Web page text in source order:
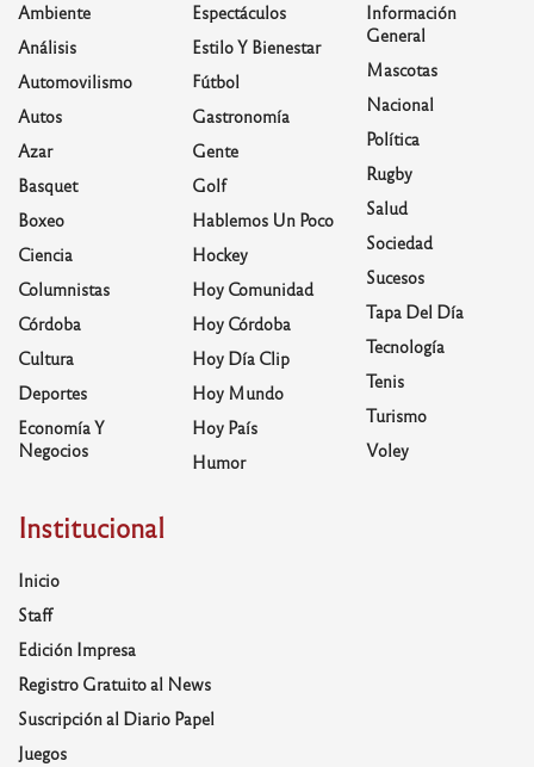
Ambiente
Análisis
Automovilismo
Autos
Azar
Basquet
Boxeo
Ciencia
Columnistas
Córdoba
Cultura
Deportes
Economía Y
Negocios
Espectáculos
Estilo Y Bienestar
Fútbol
Gastronomía
Gente
Golf
Hablemos Un Poco
Hockey
Hoy Comunidad
Hoy Córdoba
Hoy Día Clip
Hoy Mundo
Hoy País
Humor
Información
General
Mascotas
Nacional
Política
Rugby
Salud
Sociedad
Sucesos
Tapa Del Día
Tecnología
Tenis
Turismo
Voley
Institucional
Inicio
Staff
Edición Impresa
Registro Gratuito al News
Suscripción al Diario Papel
Juegos